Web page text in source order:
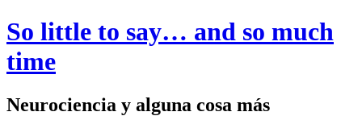
So little to say… and so much
time
Neurociencia y alguna cosa más